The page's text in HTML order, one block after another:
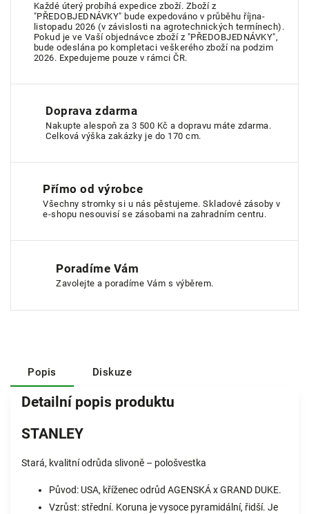
Každé úterý probíhá expedice zboží. Zboží z
"PŘEDOBJEDNÁVKY" bude expedováno v průběhu října-
listopadu 2026 (v závislosti na agrotechnických termínech).
Pokud je ve Vaší objednávce zboží z "PŘEDOBJEDNÁVKY",
bude odeslána po kompletaci veškerého zboží na podzim
2026. Expedujeme pouze v rámci ČR.
Doprava zdarma
Nakupte alespoň za 3 500 Kč a dopravu máte zdarma.
Celková výška zakázky je do 170 cm.
Přímo od výrobce
Všechny stromky si u nás pěstujeme. Skladové zásoby v
e-shopu nesouvisí se zásobami na zahradním centru.
Poradíme Vám
Zavolejte a poradíme Vám s výběrem.
Popis Diskuze
Detailní popis produktu
STANLEY
Stará, kvalitní odrůda slivoně – pološvestka
Původ: USA, kříženec odrůd AGENSKÁ x GRAND DUKE.
Vzrůst: střední. Koruna je vysoce pyramidální, řidší. Je